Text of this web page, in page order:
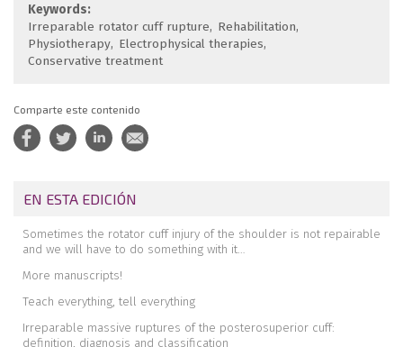
Keywords:
Irreparable rotator cuff rupture
Rehabilitation
Physiotherapy Electrophysical therapies
Conservative treatment
Comparte este contenido
EN ESTA EDICIÓN
Sometimes the rotator cuff injury of the shoulder is not repairable
and we will have to do something with it…
More manuscripts!
Teach everything, tell everything
Irreparable massive ruptures of the posterosuperior cuff:
definition, diagnosis and classification